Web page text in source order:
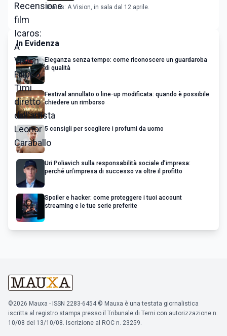
diretto dall'artista Leonor Caraballo
Icaros: A Vision, in sala dal 12 aprile.
In Evidenza
Eleganza senza tempo: come riconoscere un guardaroba
di qualità
Festival annullato o line-up modificata: quando è possibile
chiedere un rimborso
5 consigli per scegliere i profumi da uomo
Uri Poliavich sulla responsabilità sociale d’impresa:
perché un’impresa di successo va oltre il profitto
Spoiler e hacker: come proteggere i tuoi account
streaming e le tue serie preferite
©2026 Mauxa - ISSN 2283-6454 © Mauxa è una testata giornalistica
iscritta al registro stampa presso il Tribunale di Terni con autorizzazione n.
10/08 del 13/10/08. Iscrizione al ROC n. 23259.